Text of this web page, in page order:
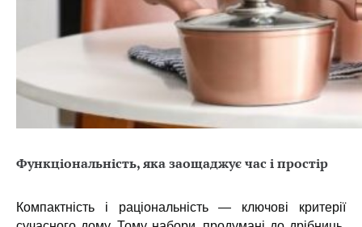
Функціональність, яка заощаджує час і простір
Компактність і раціональність — ключові критерії